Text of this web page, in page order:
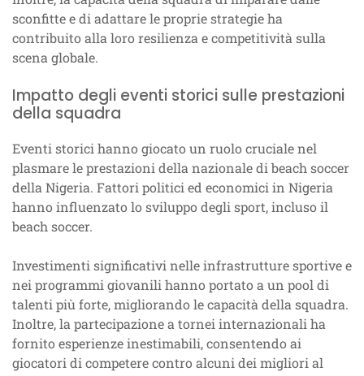
sconfitte e di adattare le proprie strategie ha
contribuito alla loro resilienza e competitività sulla
scena globale.
Impatto degli eventi storici sulle prestazioni
della squadra
Eventi storici hanno giocato un ruolo cruciale nel
plasmare le prestazioni della nazionale di beach soccer
della Nigeria. Fattori politici ed economici in Nigeria
hanno influenzato lo sviluppo degli sport, incluso il
beach soccer.
Investimenti significativi nelle infrastrutture sportive e
nei programmi giovanili hanno portato a un pool di
talenti più forte, migliorando le capacità della squadra.
Inoltre, la partecipazione a tornei internazionali ha
fornito esperienze inestimabili, consentendo ai
giocatori di competere contro alcuni dei migliori al